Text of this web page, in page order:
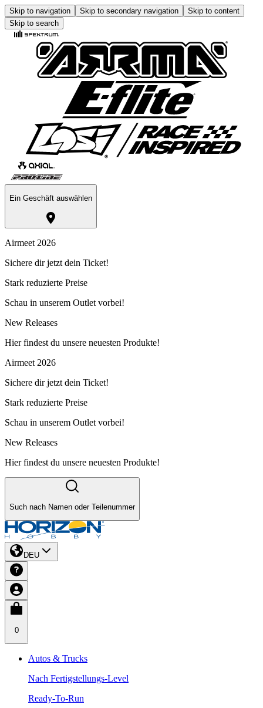
Skip to navigation Skip to secondary navigation
Skip to content
Skip to search
Ein Geschäft auswählen
Airmeet 2026
Sichere dir jetzt dein Ticket!
Stark reduzierte Preise
Schau in unserem Outlet vorbei!
New Releases
Hier findest du unsere neuesten Produkte!
Airmeet 2026
Sichere dir jetzt dein Ticket!
Stark reduzierte Preise
Schau in unserem Outlet vorbei!
New Releases
Hier findest du unsere neuesten Produkte!
Such nach Namen oder Teilenummer
DEU
0
Autos & Trucks
Nach Fertigstellungs-Level
Ready-To-Run